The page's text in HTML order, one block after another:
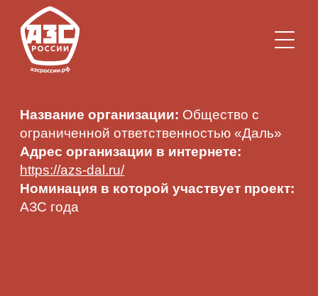
Название организации: Общество с
ограниченной ответственностью «Даль»
Адрес организации в интернете:
https://azs-dal.ru/
Номинация в которой участвует проект:
АЗС года